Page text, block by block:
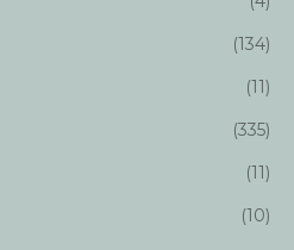
(134)
(11)
(335)
(11)
(10)